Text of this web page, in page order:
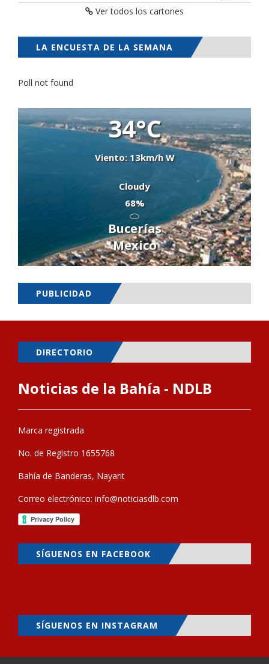
Ver todos los cartones
LA ENCUESTA DE LA SEMANA
Poll not found
34°C
Viento: 13km/h W
Cloudy
68%
Bucerías
Mexico
PUBLICIDAD
DIRECTORIO
Noticias de la Bahía - NDLB
Marca registrada
No. de Registro 1655768
Bahía de Banderas, Nayarit
Correo electrónico: info@noticiasdlb.com
SÍGUENOS EN FACEBOOK
SÍGUENOS EN INSTAGRAM